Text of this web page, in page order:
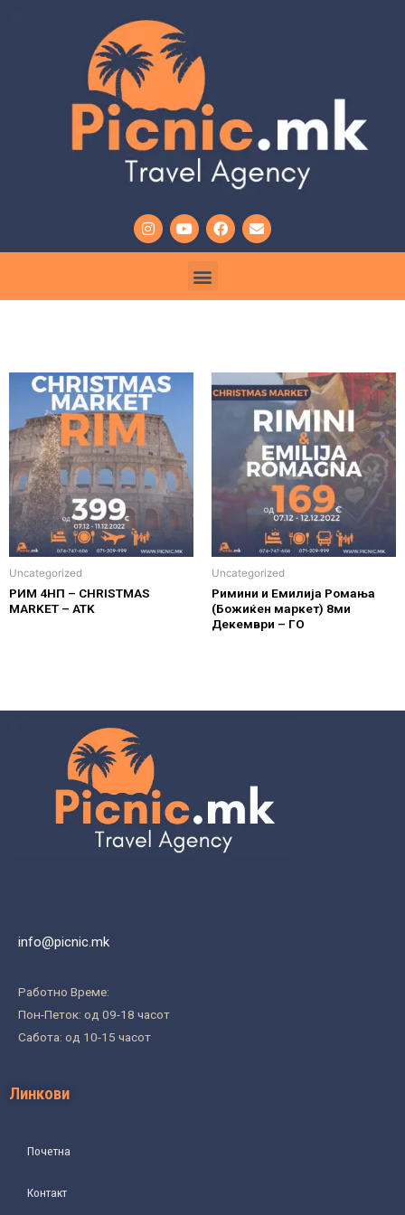
Uncategorized
РИМ 4НП – CHRISTMAS
MARKET – ATK
Uncategorized
Римини и Емилија Ромања
(Божиќен маркет) 8ми
Декември – ГО
info@picnic.mk
Работно Време:
Пон-Петок: од 09-18 часот
Сабота: од 10-15 часот
Линкови
Почетна
Контакт